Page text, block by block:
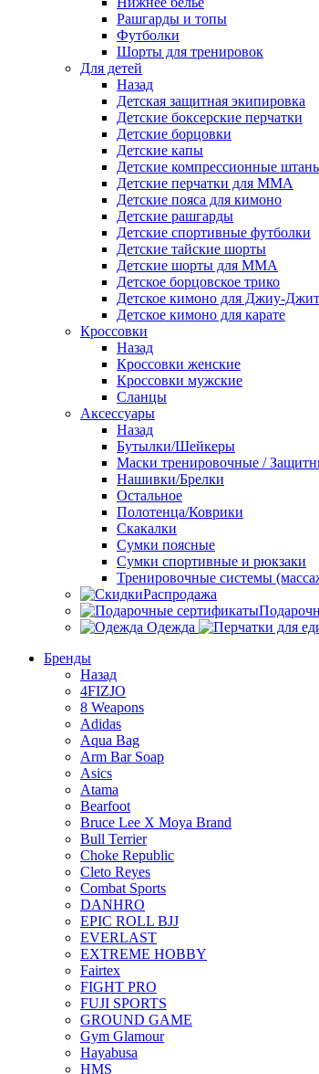
Рашгарды и топы
Футболки
Шорты для тренировок
Для детей
Назад
Детская защитная экипировка
Детские боксерские перчатки
Детские борцовки
Детские капы
Детские компрессионные
Детские перчатки для ММА
Детские пояса для кимоно
Детские рашгарды
Детские спортивные футболки
Детские тайские шорты
Детские шорты для ММА
Детское борцовское трико
Детское кимоно для Джиу-
Детское кимоно для карате
Кроссовки
Назад
Кроссовки женские
Кроссовки мужские
Сланцы
Аксессуары
Назад
Бутылки/Шейкеры
Маски тренировочные /
Нашивки/Брелки
Остальное
Полотенца/Коврики
Скакалки
Сумки поясные
Сумки спортивные и рюкзаки
Тренировочные системы
Распродажа
Одежда
Бренды
Назад
4FIZJO
8 Weapons
Adidas
Aqua Bag
Arm Bar Soap
Asics
Atama
Bearfoot
Bruce Lee X Moya Brand
Bull Terrier
Choke Republic
Cleto Reyes
Combat Sports
DANHRO
EPIC ROLL BJJ
EVERLAST
EXTREME HOBBY
Fairtex
FIGHT PRO
FUJI SPORTS
GROUND GAME
Gym Glamour
Hayabusa
HMS